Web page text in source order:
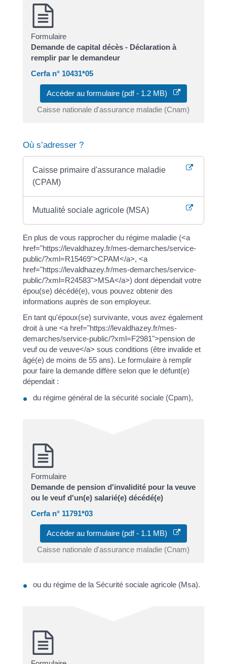
Formulaire
Demande de capital décès - Déclaration à
remplir par le demandeur
Cerfa n° 10431*05
Accéder au formulaire (pdf - 1.2 MB)
Caisse nationale d'assurance maladie (Cnam)
Où s’adresser ?
Caisse primaire d'assurance maladie
(CPAM)
Mutualité sociale agricole (MSA)
En plus de vous rapprocher du régime maladie (<a
href="https://levaldhazey.fr/mes-demarches/service-
public/?xml=R15469">CPAM</a>, <a
href="https://levaldhazey.fr/mes-demarches/service-
public/?xml=R24583">MSA</a>) dont dépendait votre
épou(se) décédé(e), vous pouvez obtenir des
informations auprès de son employeur.
En tant qu'époux(se) survivante, vous avez également
droit à une <a href="https://levaldhazey.fr/mes-
demarches/service-public/?xml=F2981">pension de
veuf ou de veuve</a> sous conditions (être invalide et
âgé(e) de moins de 55 ans). Le formulaire à remplir
pour faire la demande diffère selon que le défunt(e)
dépendait :
du régime général de la sécurité sociale (Cpam),
Formulaire
Demande de pension d'invalidité pour la veuve
ou le veuf d'un(e) salarié(e) décédé(e)
Cerfa n° 11791*03
Accéder au formulaire (pdf - 1.1 MB)
Caisse nationale d'assurance maladie (Cnam)
ou du régime de la Sécurité sociale agricole (Msa).